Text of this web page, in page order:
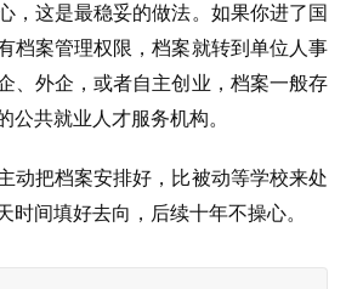
，这是最稳妥的做法。 如果你进了国
档案管理权限，档案就转到单位人事
、外企，或者自主创业，档案一般存
公共就业人才服务机构。
动把档案安排好，比被动等学校来处
时间填好去向，后续十年不操心。